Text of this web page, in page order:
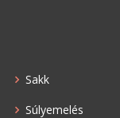
Sakk
Súlyemelés